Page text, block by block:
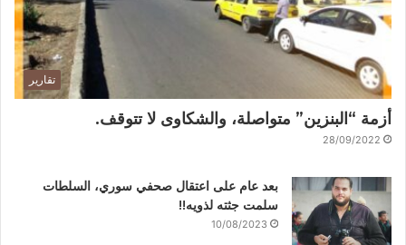
تقارير
أزمة “البنزين” متواصلة، والشكاوى لا تتوقف.
28/09/2022
بعد عام على اعتقال صحفي سوري، السلطات
سلمت جثته لذويه!!
10/08/2023